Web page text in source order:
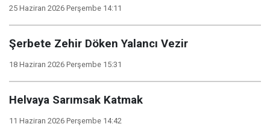
25 Haziran 2026 Perşembe 14:11
Şerbete Zehir Döken Yalancı Vezir
18 Haziran 2026 Perşembe 15:31
Helvaya Sarımsak Katmak
11 Haziran 2026 Perşembe 14:42